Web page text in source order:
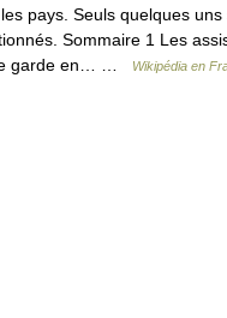
pays. Seuls quelques
Sommaire 1 Les
garde en… …
Wikipédia en